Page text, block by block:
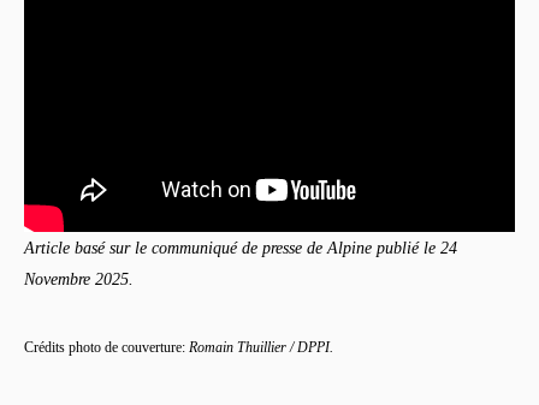
Article basé sur le communiqué de presse de Alpine publié le 24
Novembre 2025.
Crédits photo de couverture: Romain Thuillier / DPPI.